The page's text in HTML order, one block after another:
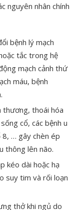
nguyên nhân chính
bệnh lý mạch
tắc trong hệ
mạch cảnh thứ
máu, bệnh
thương, thoái hóa
cổ, các bệnh u
8, … gây chèn ép
thông lên não.
kéo dài hoặc hạ
suy tim và rối loạn
thở khi ngủ do